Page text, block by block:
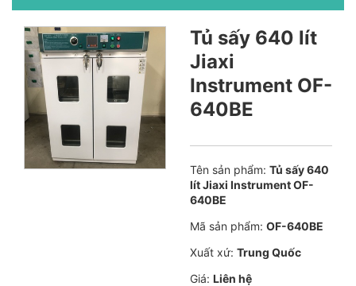
Tủ sấy 640 lít
Jiaxi
Instrument OF-
640BE
Tên sản phẩm: Tủ sấy 640
lít Jiaxi Instrument OF-
640BE
Mã sản phẩm: OF-640BE
Xuất xứ: Trung Quốc
Giá: Liên hệ